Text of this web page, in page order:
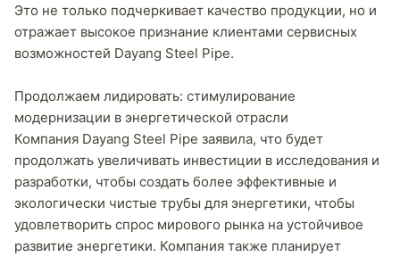
Это не только подчеркивает качество продукции, но и
отражает высокое признание клиентами сервисных
возможностей Dayang Steel Pipe.
Продолжаем лидировать: стимулирование
модернизации в энергетической отрасли
Компания Dayang Steel Pipe заявила, что будет
продолжать увеличивать инвестиции в исследования и
разработки, чтобы создать более эффективные и
экологически чистые трубы для энергетики, чтобы
удовлетворить спрос мирового рынка на устойчивое
развитие энергетики. Компания также планирует